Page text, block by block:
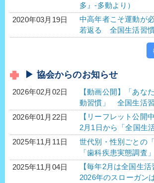
多』-多動より）
2020年03月19日
中高年者こそ運動が
若返る 全国生活習
▶ 協会からのお知らせ
2026年02月02日
【動画公開】「あな
動習慣」 全国生活
2026年01月22日
【リーフレット公開
2月1日から「全国生
2025年11月11日
世代別・性別ごとの
「歯科疾患実態調査
2025年11月04日
【毎年2月は全国生活
2026年のスローガン